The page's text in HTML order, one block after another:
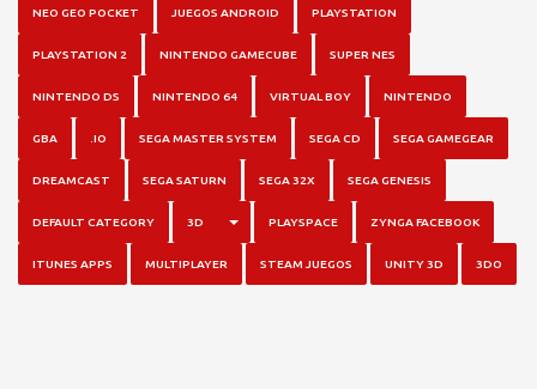
NEO GEO POCKET JUEGOS ANDROID PLAYSTATION
PLAYSTATION 2 NINTENDO GAMECUBE SUPER NES
NINTENDO DS NINTENDO 64 VIRTUAL BOY NINTENDO
GBA .IO SEGA MASTER SYSTEM SEGA CD SEGA GAMEGEAR
DREAMCAST SEGA SATURN SEGA 32X SEGA GENESIS
DEFAULT CATEGORY 3D TOGGLE DROPDOWN
PLAYSPACE ZYNGA FACEBOOK
ITUNES APPS MULTIPLAYER STEAM JUEGOS UNITY 3D 3DO